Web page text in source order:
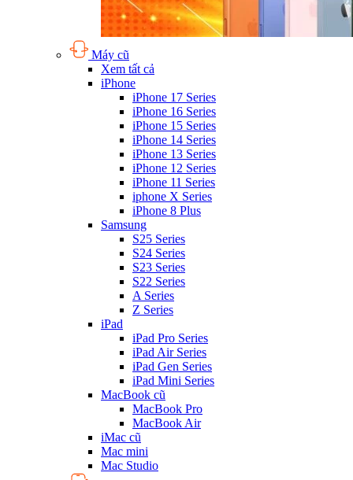
Máy cũ
Xem tất cả
iPhone
iPhone 17 Series
iPhone 16 Series
iPhone 15 Series
iPhone 14 Series
iPhone 13 Series
iPhone 12 Series
iPhone 11 Series
iphone X Series
iPhone 8 Plus
Samsung
S25 Series
S24 Series
S23 Series
S22 Series
A Series
Z Series
iPad
iPad Pro Series
iPad Air Series
iPad Gen Series
iPad Mini Series
MacBook cũ
MacBook Pro
MacBook Air
iMac cũ
Mac mini
Mac Studio